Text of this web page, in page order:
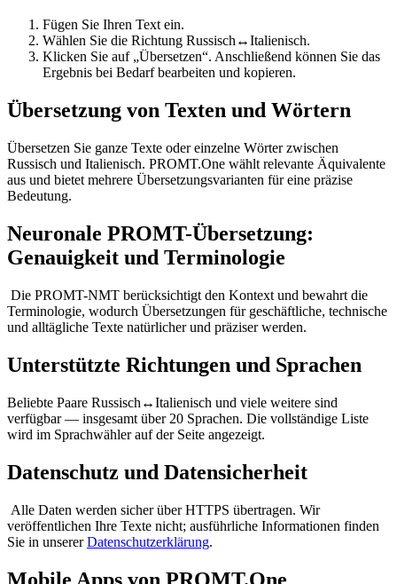
Fügen Sie Ihren Text ein.
Wählen Sie die Richtung Russisch↔Italienisch.
Klicken Sie auf „Übersetzen“. Anschließend können Sie das
Ergebnis bei Bedarf bearbeiten und kopieren.
Übersetzung von Texten und Wörtern
Übersetzen Sie ganze Texte oder einzelne Wörter zwischen
Russisch und Italienisch. PROMT.One wählt relevante Äquivalente
aus und bietet mehrere Übersetzungsvarianten für eine präzise
Bedeutung.
Neuronale PROMT-Übersetzung:
Genauigkeit und Terminologie
Die PROMT-NMT berücksichtigt den Kontext und bewahrt die
Terminologie, wodurch Übersetzungen für geschäftliche, technische
und alltägliche Texte natürlicher und präziser werden.
Unterstützte Richtungen und Sprachen
Beliebte Paare Russisch↔Italienisch und viele weitere sind
verfügbar — insgesamt über 20 Sprachen. Die vollständige Liste
wird im Sprachwähler auf der Seite angezeigt.
Datenschutz und Datensicherheit
Alle Daten werden sicher über HTTPS übertragen. Wir
veröffentlichen Ihre Texte nicht; ausführliche Informationen finden
Sie in unsererDatenschutzerklärung.
Mobile Apps von PROMT.One